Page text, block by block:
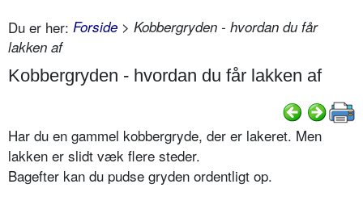
Du er her: Forside > Kobbergryden - hvordan du får
lakken af
Kobbergryden - hvordan du får lakken af
Har du en gammel kobbergryde, der er lakeret. Men
lakken er slidt væk flere steder.
Bagefter kan du pudse gryden ordentligt op.